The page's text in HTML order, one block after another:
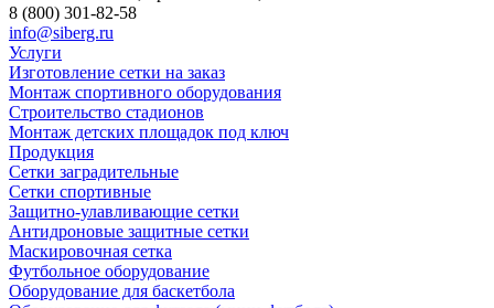
8 (800) 301-82-58
info@siberg.ru
Услуги
Изготовление сетки на заказ
Монтаж спортивного оборудования
Строительство стадионов
Монтаж детских площадок под ключ
Продукция
Сетки заградительные
Сетки спортивные
Защитно-улавливающие сетки
Антидроновые защитные сетки
Маскировочная сетка
Футбольное оборудование
Оборудование для баскетбола